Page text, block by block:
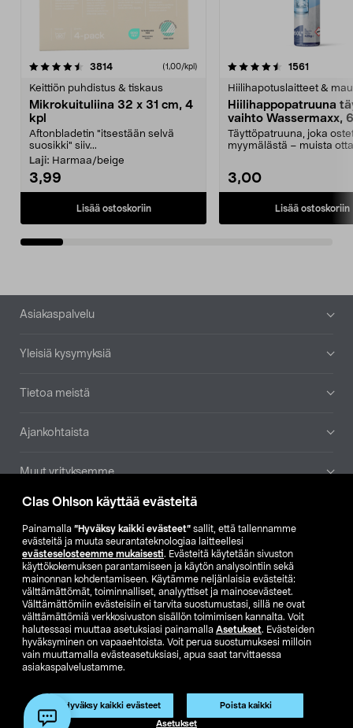
Clas Ohlson käyttää evästeitä
Painamalla ”Hyväksy kaikki evästeet” sallit, että tallennamme
evästeitä ja muuta seurantateknologiaa laitteellesi
evästeselosteemme mukaisesti. Evästeitä käytetään sivuston
käyttökokemuksen parantamiseen ja käytön analysointiin sekä
mainonnan kohdentamiseen. Käytämme neljänlaisia evästeitä:
välttämättömät, toiminnalliset, analyyttiset ja mainosevästeet.
Välttämättömiin evästeisiin ei tarvita suostumustasi, sillä ne ovat
välttämättömiä verkkosivuston sisällön toimimisen kannalta. Voit
halutessasi muuttaa asetuksiasi painamalla Asetukset. Evästeiden
hyväksyminen on vapaaehtoista. Voit perua suostumuksesi milloin
vain muuttamalla evästeasetuksiasi, apua saat tarvittaessa
asiakaspalvelustamme.
Hyväksy kaikki evästeet Poista kaikki
Asetukset
Tuote on poistunut
Tuotenro:59-1014-195
3814arvostelut (1,00/kpl)
Keittiön puhdistus & tiskaus
Mikrokuituliina 32 x 31 cm, 4
kpl
Aftonbladetin "itsestään selvä
suosikki" siiv...
Laji: Harmaa/beige
3,99
Lisää ostoskoriin
4.5viidestä
1561
Hiilihapotuslaitteet &
Hiilihappopatruuna
vaihto Wassermaxx,
Täyttöpatruuna, joka
myymälästä – muista
3,00
Lisää ostoskoriin
4.5viidestä
Alatunniste
Asiakaspalvelu
Yleisiä kysymyksiä
Tietoa meistä
Ajankohtaista
Muut yrityksemme
Etsi myymälä
SE NO FI
FI SV
Näytä hinnat ilman ALV:a